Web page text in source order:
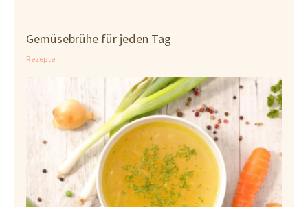
Gemüsebrühe für jeden Tag
Rezepte